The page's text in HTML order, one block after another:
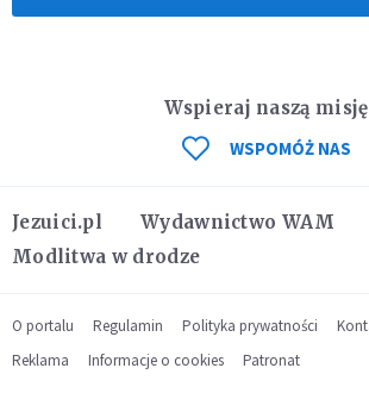
Jezuici.pl Wydawnictwo WAM
Modlitwa w drodze
Wspieraj naszą misję
WSPOMÓŻ NAS
O portalu Regulamin Polityka prywatności
Reklama
Informacje o cookies Patronat